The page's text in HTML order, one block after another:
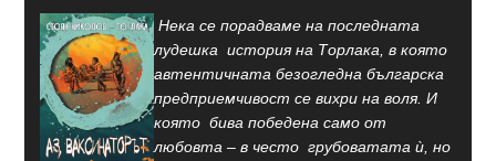
Нека се порадваме на последната
лудешка история на Торлака, в която
автентичната безогледна българска
предприемчивост се вихри на воля. И
която бива победена само от
любовта – в често грубоватата ѝ, но